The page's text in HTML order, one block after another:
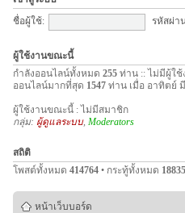
ชื่อผู้ใช้:
รหัสผ่า
ผู้ใช้งานขณะนี้
กำลังออนไลน์ทั้งหมด 255 ท่าน :: ไม่มีผู้ใ
ออนไลน์มากที่สุด 1547 ท่าน เมื่อ อาทิตย์ มี
ผู้ใช้งานขณะนี้ : ไม่มีสมาชิก
กลุ่ม: ผู้ดูแลระบบ, Moderators
สถิติ
โพสต์ทั้งหมด 414764 • กระทู้ทั้งหมด 18835
หน้าเว็บบอร์ด